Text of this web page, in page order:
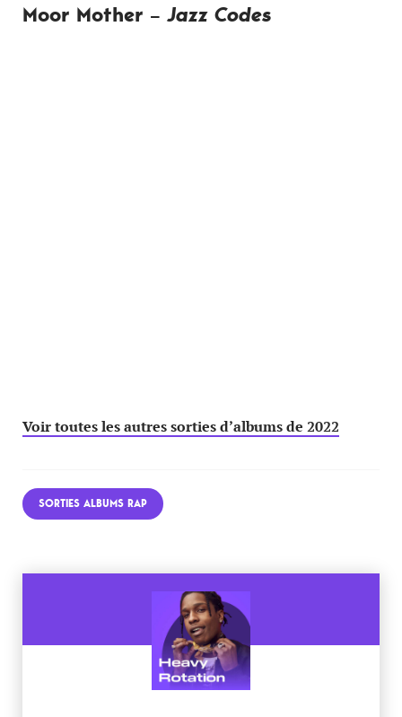
Moor Mother – Jazz Codes
Voir toutes les autres sorties d’albums de 2022
SORTIES ALBUMS RAP